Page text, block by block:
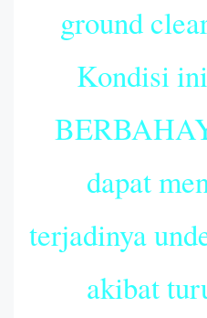
ground
Kondisi
dapat
terjadinya
akibat